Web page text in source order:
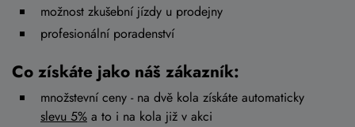
možnost zkušební jízdy u prodejny
profesionální poradenství
Co získáte jako náš zákazník:
množstevní ceny - na dvě kola získáte automaticky
slevu 5% a to i na kola již v akci